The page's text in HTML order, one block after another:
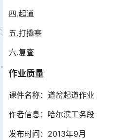
四.起道
五.打撬塞
六.复查
作业质量
课件名称：道岔起道作业
作者信息：哈尔滨工务段
发布时间：2013年9月